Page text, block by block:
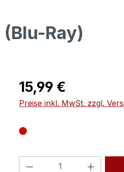
Ray)
Regulärer Preis:
15,99 €
Preise inkl. MwSt. zzgl.
Produkt Anzahl: